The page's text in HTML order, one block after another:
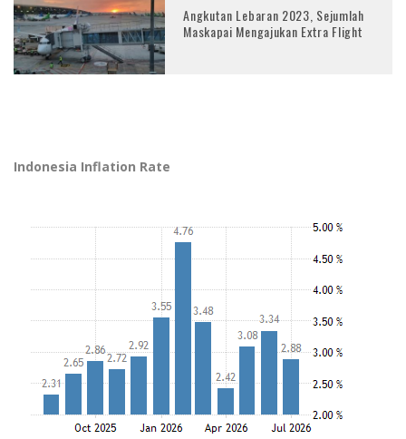
Angkutan Lebaran 2023, Sejumlah
Maskapai Mengajukan Extra Flight
Indonesia Inflation Rate